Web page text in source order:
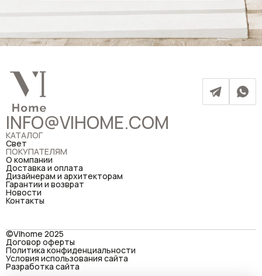
INFO@VIHOME.COM
КАТАЛОГ
Свет
ПОКУПАТЕЛЯМ
О компании
Доставка и оплата
Дизайнерам и архитекторам
Гарантии и возврат
Новости
Контакты
©VIhome 2025
Договор оферты
Политика конфиденциальности
Условия использования сайта
Разработка сайта